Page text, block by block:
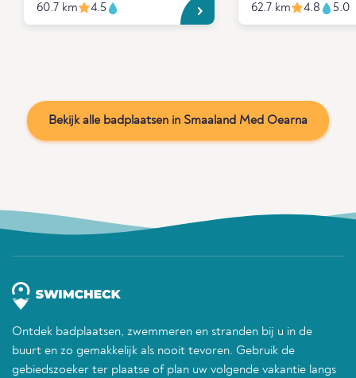
60.7 km 4.5 62.7 km 4.8 5.0
Bekijk alle badplaatsen in Smaaland Med Oearna
Ontdek badplaatsen, zwemmeren en stranden bij u in de
buurt en zo gemakkelijk als nooit tevoren. Gebruik de
gebiedszoeker ter plaatse of plan uw volgende vakantie langs